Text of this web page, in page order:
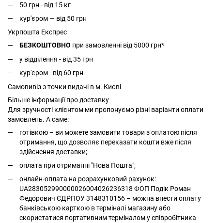
50 грн - від 15 кг
кур'єром — від 50 грн
Укрпошта Експрес
БЕЗКОШТОВНО при замовленні від 5000 грн*
у відділення - від 35 грн
кур'єром - від 60 грн
Самовивіз з точки видачі в м. Києві
Більше інформації про доставку
Для зручності клієнтом ми пропонуємо різні варіанти оплати
замовлень. А саме:
готівкою – ви можете замовити товари з оплатою після
отримання, що дозволяє переказати кошти вже після
здійснення доставки;
оплата при отриманні "Нова Пошта";
онлайн-оплата на розрахунковий рахунок:
UA283052990000026004026236318 ФОП Подік Роман
Федорович ЄДРПОУ 3148310156 – можна внести оплату
банківською карткою в терміналі магазину або
скористатися портативним терміналом у співробітника